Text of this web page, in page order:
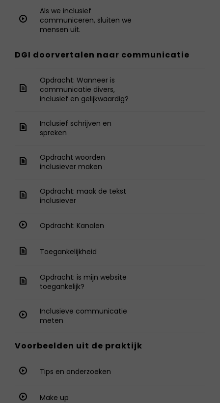
Als we inclusief
communiceren, sluiten we
mensen uit.
DGI doorvertalen naar communicatie
Opdracht: Wanneer is
communicatie divers,
inclusief en gelijkwaardig?
Inclusief schrijven en
spreken
Opdracht woorden
inclusiever maken
Opdracht: maak de tekst
inclusiever
Opdracht: Kanalen
Toegankelijkheid
Opdracht: is mijn website
toegankelijk?
Inclusieve communicatie
meten
Voorbeelden uit de praktijk
Tips en onderzoeken
Make up